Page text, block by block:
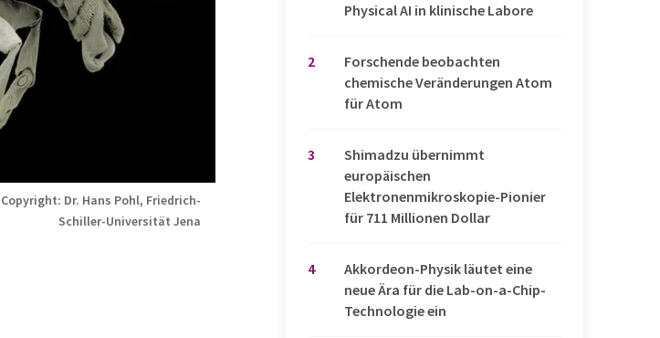
Copyright: Dr. Hans Pohl, Friedrich-
Schiller-Universität Jena
Physical AI in klinische Labore
2
Forschende beobachten
chemische Veränderungen Atom
für Atom
3
Shimadzu übernimmt
europäischen
Elektronenmikroskopie-Pionier
für 711 Millionen Dollar
4
Akkordeon-Physik läutet eine
neue Ära für die Lab-on-a-Chip-
Technologie ein